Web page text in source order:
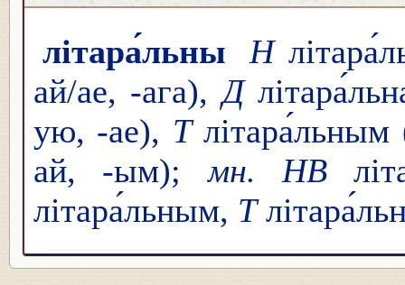
літара́льны Н
ай/ае, -ага),Д
ую, -ае), Т
ай, -ым);мн. НВ
літара́льным, Т